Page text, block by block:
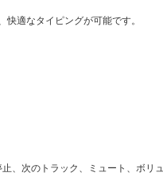
適なタイピングが可能です。
、次のトラック、ミュート、ボリ